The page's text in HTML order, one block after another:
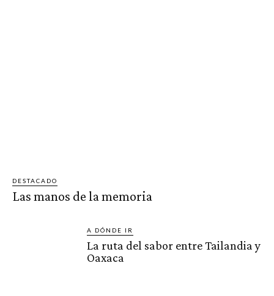
DESTACADO
Las manos de la memoria
A DÓNDE IR
La ruta del sabor entre Tailandia y
Oaxaca